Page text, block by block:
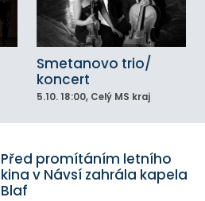
Smetanovo trio/
koncert
5.10. 18:00, Celý MS kraj
Před promítáním letního
kina v Návsí zahrála kapela
Blaf